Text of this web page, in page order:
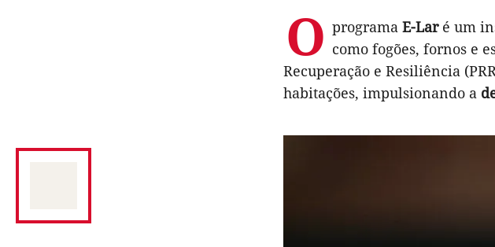
O programa E-Laré um
como fogões, fornos e
Recuperação e Resiliência
habitações, impulsionando a